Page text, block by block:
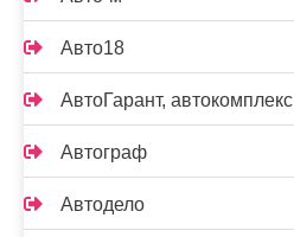
Авто18
АвтоГарант, автокомплекс
Автограф
Автодело